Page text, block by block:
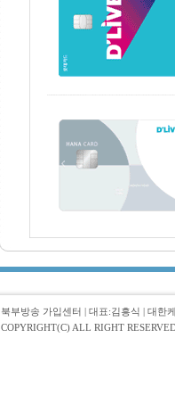
북부방송 가입센터 | 대표:김흥식 | 대한
COPYRIGHT(C) ALL RIGHT